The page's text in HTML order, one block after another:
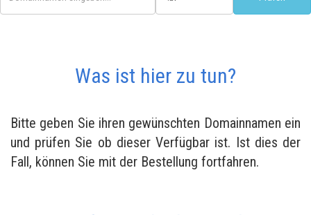
Was ist hier zu tun?
Bitte geben Sie ihren gewünschten Domainnamen ein
und prüfen Sie ob dieser Verfügbar ist. Ist dies der
Fall, können Sie mit der Bestellung fortfahren.